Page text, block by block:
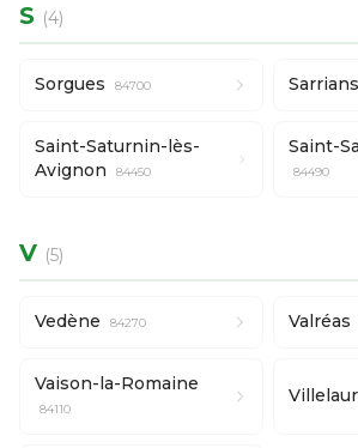
S (4)
Sorgues 84700 Sarrians
Saint-Saturnin-lès-
Avignon
84450
Saint-
84490
V (5)
Vedène 84270 Valréas
Vaison-la-Romaine
84110